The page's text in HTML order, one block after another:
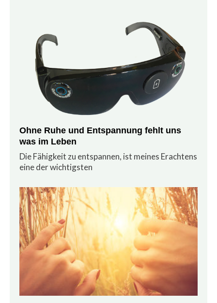
Ohne Ruhe und Entspannung fehlt uns
was im Leben
Die Fähigkeit zu entspannen, ist meines Erachtens
eine der wichtigsten